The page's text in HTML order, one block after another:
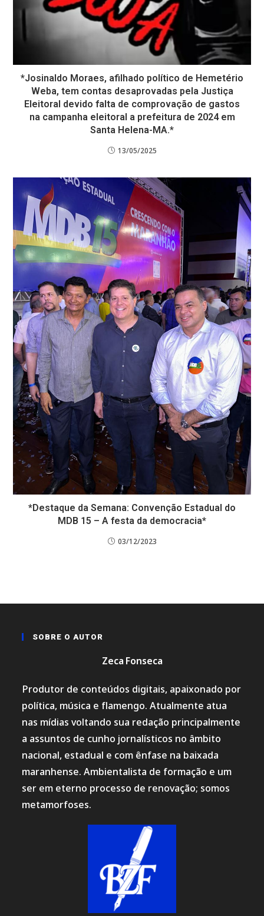
*Josinaldo Moraes, afilhado político de Hemetério
Weba, tem contas desaprovadas pela Justiça
Eleitoral devido falta de comprovação de gastos
na campanha eleitoral a prefeitura de 2024 em
Santa Helena-MA.*
13/05/2025
*Destaque da Semana: Convenção Estadual do
MDB 15 – A festa da democracia*
03/12/2023
SOBRE O AUTOR
Zeca Fonseca
Produtor de conteúdos digitais, apaixonado por
política, música e flamengo. Atualmente atua
nas mídias voltando sua redação principalmente
a assuntos de cunho jornalísticos no âmbito
nacional, estadual e com ênfase na baixada
maranhense. Ambientalista de formação e um
ser em eterno processo de renovação; somos
metamorfoses.